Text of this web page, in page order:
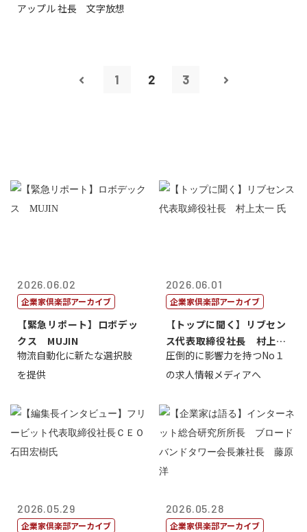
アップル 社長 文字放想
1 2 3
2026.06.02
企業家倶楽部アーカイブ
【緊急リポート】ロボデッ
クス MUJIN
物流自動化に新たな選択肢
を提供
2026.06.01
企業家倶楽部アーカイブ
【トップに聞く】リブセン
ス代表取締役社長 村上太
一 氏
圧倒的に影響力を持つNo１
の求人情報メディアへ
2026.05.29
企業家倶楽部アーカイブ
2026.05.28
企業家倶楽部アーカイブ